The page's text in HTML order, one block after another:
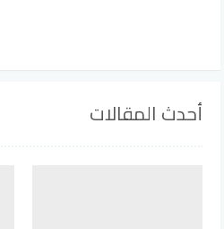
أحدث المقالات